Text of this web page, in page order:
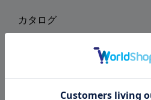
カタログ